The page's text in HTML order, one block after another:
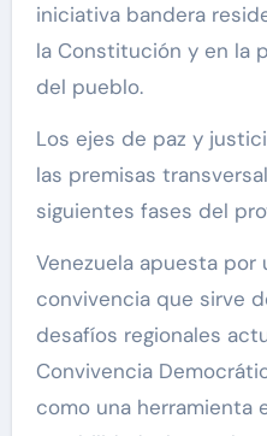
iniciativa bandera
la Constitución y en la
del pueblo.
Los ejes de paz y
las premisas
siguientes fases del
Venezuela apuesta por
convivencia que sirve
desafíos regionales
Convivencia
como una herramienta